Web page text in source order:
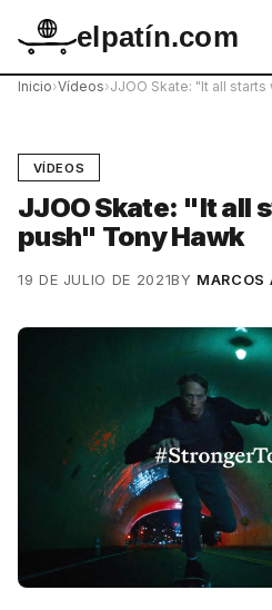
elpatín.com
Inicio›Vídeos›JJOO Skate: "It all
VÍDEOS
JJOO Skate: "It all
push" Tony Hawk
19 DE JULIO DE 2021BY MARCOS